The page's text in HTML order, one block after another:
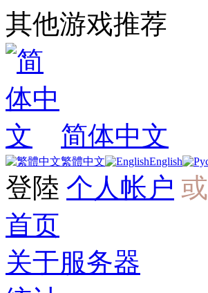
其他游戏推荐
简体中文
繁體中文 English
登陸 个人帐户 或
首页
关于服务器